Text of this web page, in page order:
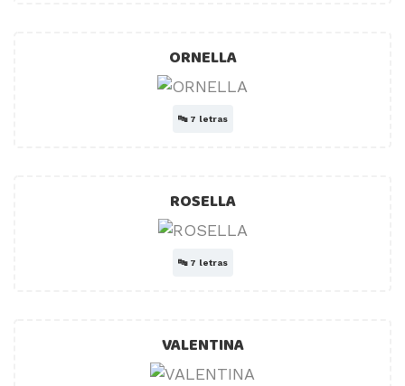
ORNELLA
🔤 7 letras
ROSELLA
🔤 7 letras
VALENTINA